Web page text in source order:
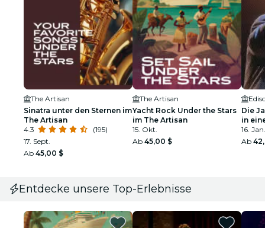
The Artisan
Sinatra unter den Sternen im
The Artisan
4.3
(195)
17. Sept.
Ab 45,00 $
The Artisan
Yacht Rock Under the Stars
im The Artisan
15. Okt.
Ab 45,00 $
Die
in
16.
Ab
Entdecke unsere Top-Erlebnisse